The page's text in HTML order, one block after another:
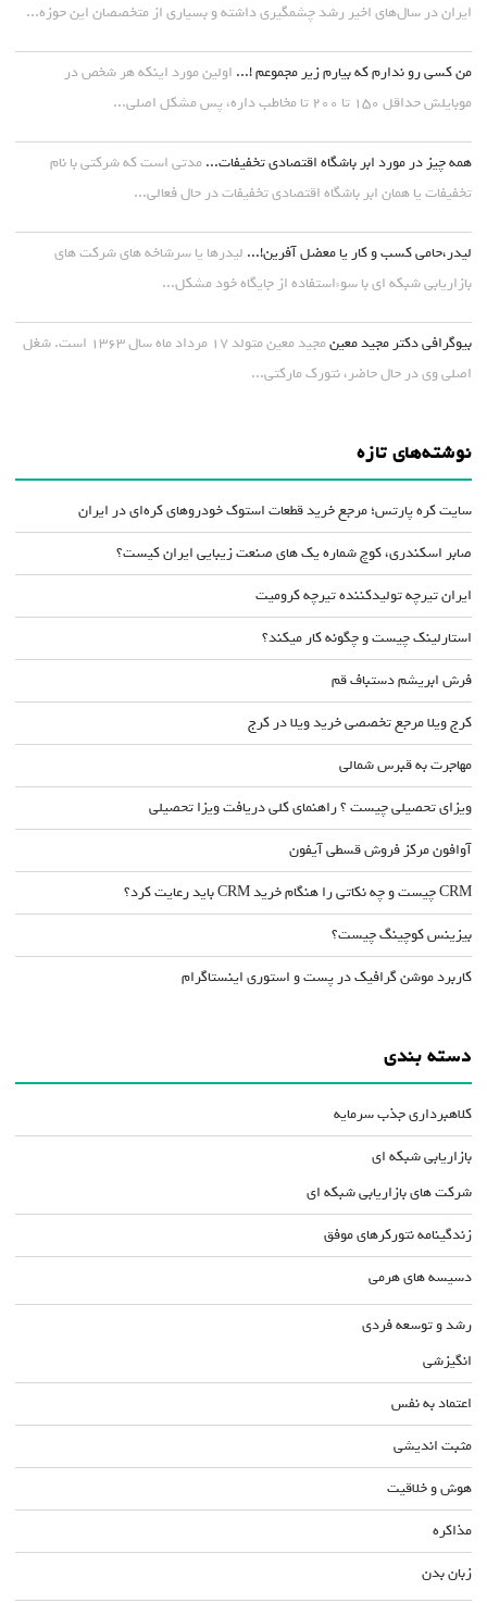
ایران در سال‌های اخیر رشد چشمگیری داشته و بسیاری از متخصصان این حوزه...
من کسی رو ندارم که بیارم زیر مجموعم !... اولین مورد اینکه هر شخص در
موبایلش حداقل ۱۵۰ تا ۲۰۰ تا مخاطب داره، پس مشکل اصلی...
همه چیز در مورد ابر باشگاه اقتصادی تخفیفات... مدتی است که شرکتی با نام
تخفیفات یا همان ابر باشگاه اقتصادی تخفیفات در حال فعالی...
لیدر،حامی کسب و کار یا معضل آفرین!... لیدرها یا سرشاخه های شرکت های
بازاریابی شبکه ای با سوءاستفاده از جایگاه خود مشکل...
بیوگرافی دکتر مجید معین
مجید معین متولد ۱۷ مرداد ماه سال ۱۳۶۳ است. شغل
اصلی وی در حال حاضر، نتورک مارکتی...
نوشته‌های تازه
سایت کره پارتس؛ مرجع خرید قطعات استوک خودروهای کره‌ای در ایران
صابر اسکندری، کوچ شماره یک های صنعت زیبایی ایران کیست؟
ایران تیرچه تولیدکننده تیرچه کرومیت
استارلینک چیست و چگونه کار میکند؟
فرش ابریشم دستباف قم
کرج ویلا مرجع تخصصی خرید ویلا در کرج
مهاجرت به قبرس شمالی
ویزای تحصیلی چیست ؟ راهنمای کلی دریافت ویزا تحصیلی
آوافون مرکز فروش قسطی آیفون
CRM چیست و چه نکاتی را هنگام خرید CRM باید رعایت کرد؟
بیزینس کوچینگ چیست؟
کاربرد موشن گرافیک در پست و استوری اینستاگرام
دسته بندی
کلاهبرداری جذب سرمایه
بازاریابی شبکه ای
شرکت های بازاریابی شبکه ای
زندگینامه نتورکرهای موفق
دسیسه های هرمی
رشد و توسعه فردی
انگیزشی
اعتماد به نفس
مثبت اندیشی
هوش و خلاقیت
مذاکره
زبان بدن